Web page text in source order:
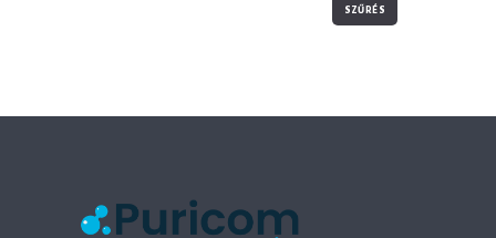
SZŰRÉS